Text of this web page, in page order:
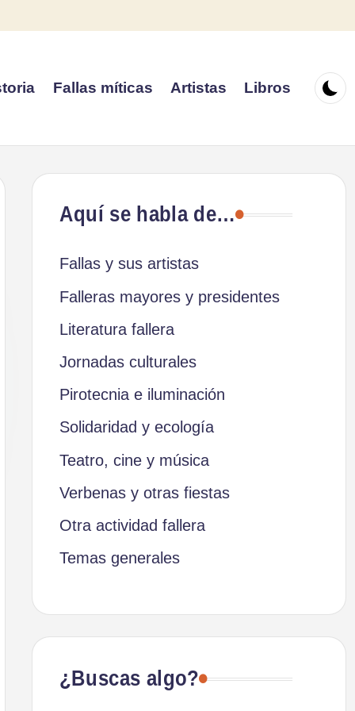
Fallas míticas Artistas Libros
Aquí se habla de…
Fallas y sus artistas
Falleras mayores y presidentes
Literatura fallera
Jornadas culturales
Pirotecnia e iluminación
Solidaridad y ecología
Teatro, cine y música
Verbenas y otras fiestas
Otra actividad fallera
Temas generales
¿Buscas algo?